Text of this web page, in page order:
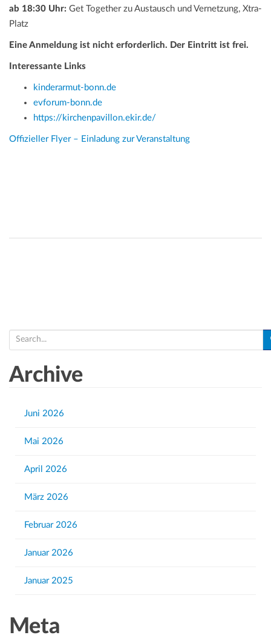
ab 18:30 Uhr: Get Together zu Austausch und Vernetzung, Xtra-
Platz
Eine Anmeldung ist nicht erforderlich. Der Eintritt ist frei.
Interessante Links
kinderarmut-bonn.de
evforum-bonn.de
https://kirchenpavillon.ekir.de/
Offizieller Flyer – Einladung zur Veranstaltung
e
rArchive
Juni 2026
Mai 2026
April 2026
März 2026
Februar 2026
Januar 2026
Januar 2025
Meta